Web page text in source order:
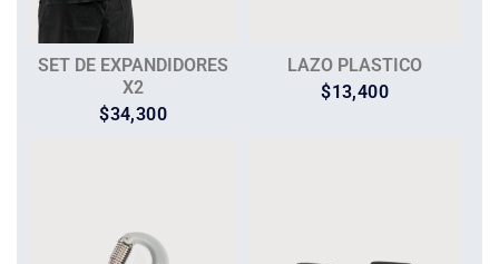
SET DE EXPANDIDORES
X2
$34,300
LAZO PLASTICO
$13,400